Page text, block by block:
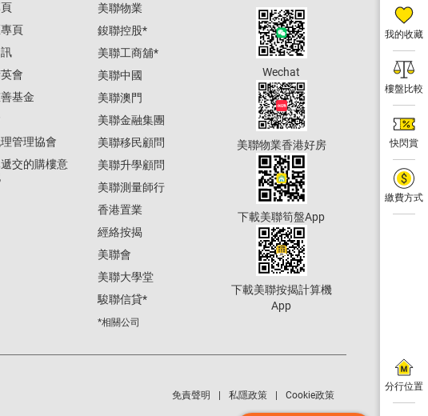
我的收藏
樓盤比較
快閃賞
繳費方式
分行位置
頁
會
基金
管理協會
交的購樓意
美聯物業
鋑聯控股*
美聯工商舖*
美聯中國
美聯澳門
美聯金融集團
美聯移民顧問
美聯升學顧問
美聯測量師行
香港置業
經絡按揭
美聯會
美聯大學堂
駿聯信貸*
*相關公司
Wechat
美聯物業香港好房
下載美聯筍盤App
下載美聯按揭計算機
App
免責聲明 私隱政策 Cookie政策